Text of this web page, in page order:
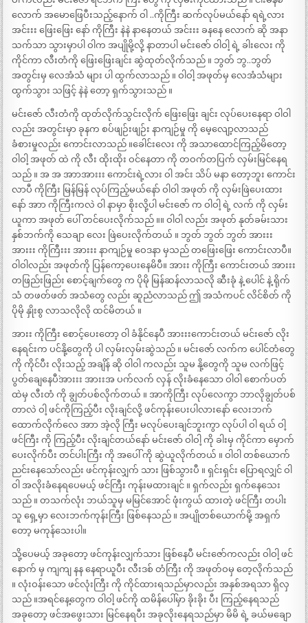
လောက် အမောဖြေပီးသည့်နောက် ဝါ ..ကိုကြီး ဆက်လုပ်မယ်နော် ရရဲ့လား
အင်းးး ဖြေးဖြေး နော် ကိုကြီး နဲနဲ နာနေတယ် အင်းးး ခနနေ လောက် ဆို အနာ
သက်သာ သွားမှာပါ ဝါက အပျိုမို့လို့ နာတာပါ မင်းဇော် ဝါဝါ့ ရဲ့ ခါးလေး ကို
ကိုင်ကာ လီးတံကို ဖြေးဖြေးချင်း ဆွဲထုတ်လိုက်သည် ။ ဘွတ် ဘွ..ဘွတ်
အတွင်းမှ လေအံသံ များ ပါ ထွက်လာသည် ။ ဝါဝါ့ အဖုတ်မှ လေအံသံများ
ထွက်သွား သဖြင့် နဲနဲ တော့ ရှက်သွားသည် ။
မင်းဇော် လီးတံကို ထုတ်လိုက်သွင်းလိုက် ဖြေးဖြေး ချင်း လုပ်ပေးနေရာ ဝါဝါ
လည်း အတွင်းမှာ ခုနက စပ်ဖျဉ်းဖျဉ်း နာကျဉ်မှု ကို မေ့လျော့လာသည်
ခံစားမှုလည်း ကောင်းလာသည် ။ခေါင်းလေး ကို အသာထောင်ကြည့်မိတော့
ဝါဝါ့ အဖုတ် ထဲ ကို လီး ထိုးထိုး ဝင်နေတာ ကို တဝက်တပြက် လှမ်းမြင်နေရ
သည် ။ အ အ အာာအားးး ကောင်းရဲ့လား ဝါ အင်း သိပ် မနာ တော့ဘူး ကောင်း
လာပီ ကိုကြီး မြန်မြန် လုပ်ကြည့်မယ်နော် ဝါဝါ အဖုတ် ကို လှမ်းဖြဲပေးထား
နော် အာာ ကိုကြီးကလဲ ဝါ နာမှာ စိုးလို့ပါ မင်းဇော် က ဝါဝါ့ ရဲ့ လက် ကို လှမ်း
ယူကာ အဖုတ် ပေါ် တင်ပေးလိုက်သည် ။။ ဝါဝါ လည်း အဖုတ် နုတ်ခမ်းသား
နှစ်ဘက်ကို သေချာ လေး ဖြဲပေးလိုက်တယ် ။ ဘွတ် ဘွတ် ဘွတ် အားးး
အားးး ကိုကြီးးး အားးး နာကျဉ်မှု ဝေဒနာ မှသည် တဖြေးဖြေး ကောင်းလာပီ။
ဝါဝါလည်း အဖုတ်ကို ပြန်ကော့ပေးနေမိပီ။ အားး ကိုကြီး ကောင်းတယ် အားးး
တဖြည်းဖြည်း စောင့်ချက်တွေ က ပိုမို မြန်ဆန်လာသလို ဆီးခုံ နဲ့ ပေါင် နဲ့ ရိုက်
သံ တဖတ်ဖတ် အသံတွေ လည်း ဆူညံလာသည် ဤ အသံကပင် လိင်စိတ် ကို
ပိုမို နှိုးစွ လာသလိုလို ထင်မိတယ် ။
အားး ကိုကြီး စောင့်ပေးတော့ ဝါ ခံနိုင်နေပီ အားးးကောင်းတယ် မင်းဇော် လိုး
နေရင်းက ပင်နို့တွေကို ပါ လှမ်းလှမ်းဆွဲသည် ။ မင်းဇော် လက်က ပေါင်တံတွေ
ကို ကိုင်ပီး လိုးသည့် အချိန် ဆို ဝါဝါ ကလည်း သူမ နို့တွေကို သူမ လက်ဖြင့်
ပွတ်ချေနေပီ`အားးး အားးအ ပက်လက် လှန် လိုးခံနေသော ဝါဝါ စောက်ပတ်
ထဲမှ လီးတံ ကို ချွတ်ပစ်လိုက်တယ် ။ အာကိုကြီး လုပ်လေကွာ ဘာလိုချွတ်ပစ်
တာလဲ ဝါ့ ဖင်ကိုကြည့်ပီး လိုးချင်လို့ ဖင်ကုန်းပေးပါလားနော် လေးဘက်
ထောက်လိုက်လေ အာာ အဲ့လို ကြီး မလုပ်ပေးချင်ဘူးကွာ လုပ်ပါ ဝါ ရယ် ဝါ့
ဖင်ကြီး ကို ကြည့်ပီး လိုးချင်တယ်နော် မင်းဇော် ဝါဝါ့ ကို ခါးမှ ကိုင်ကာ မှောက်
ပေးလိုက်ပီး တင်ပါးကြီး ကို အပေါ် ကို ဆွဲယူလိုက်တယ် ။ ဝါဝါ တစ်ယောက်
ညင်းနေသော်လည်း ဖင်ကုန်းလျှက် သား ဖြစ်သွားပီ ။ ရှင်းရှင်း ပြောရလျှင် ဝါ
ဝါ အလိုးခံနေရပေမယ့် ဖင်ကြီး ကုန်းမထားချင် ။ ရှက်လည်း ရှက်နေသေး
သည် ။ တသက်လုံး ဘယ်သူမှ မမြင်အောင် ဖုံးကွယ် ထားတဲ့ ဖင်ကြီး တပါး
သူ ရှေ့မှာ လေးဘက်ကုန်းကြီး ဖြစ်နေသည် ။ အပျိုတစ်ယောက်မို့ အရှက်
တော့ မကုန်သေးပါ။
သို့ပေမယ့် အခုတော့ ဖင်ကုန်းလျှက်သား ဖြစ်နေပီ မင်းဇော်ကလည်း ဝါဝါ့ ဖင်
နောက် မှ ကျကျ နန နေရာယူပီး လီးဒစ် တံကြီး ကို အဖုတ်ဝမှ တေ့လိုက်သည်
။ လုံးဝန်းသော ဖင်လုံးကြီး ကို ကိုင်ထားရသည်မှာလည်း အနှစ်အရသာ ရှိလှ
သည် ။အရင်နေ့တွေက ဝါဝါ့ ဖင်ကို ထမိန်ပေါ်မှာ ခိုးခိုး ပီး ကြည့်နေရသည်
အခုတော့ ဖင်အဖွေးသား မြင်နေရပီး အခုလိုးနေရသည်မှာ မိမိ ရဲ့ ခယ်မချော